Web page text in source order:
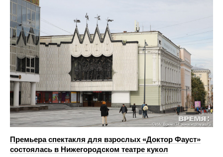
Премьера спектакля для взрослых «Доктор Фауст»
состоялась в Нижегородском театре кукол